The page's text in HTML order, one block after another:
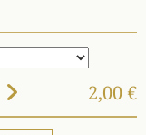
2,00 €